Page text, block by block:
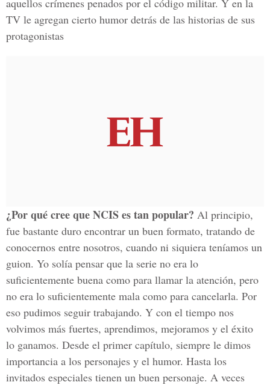
aquellos crímenes penados por el código militar. Y en la
TV le agregan cierto humor detrás de las historias de sus
protagonistas
¿Por qué cree que NCIS es tan popular? Al principio,
fue bastante duro encontrar un buen formato, tratando de
conocernos entre nosotros, cuando ni siquiera teníamos un
guion. Yo solía pensar que la serie no era lo
suficientemente buena como para llamar la atención, pero
no era lo suficientemente mala como para cancelarla. Por
eso pudimos seguir trabajando. Y con el tiempo nos
volvimos más fuertes, aprendimos, mejoramos y el éxito
lo ganamos. Desde el primer capítulo, siempre le dimos
importancia a los personajes y el humor. Hasta los
invitados especiales tienen un buen personaje. A veces